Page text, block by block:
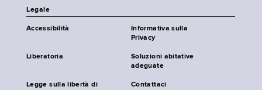
Legale
Accessibilità
Informativa sulla
Privacy
Liberatoria
Soluzioni abitative
adeguate
Legge sulla libertà di
Contattaci